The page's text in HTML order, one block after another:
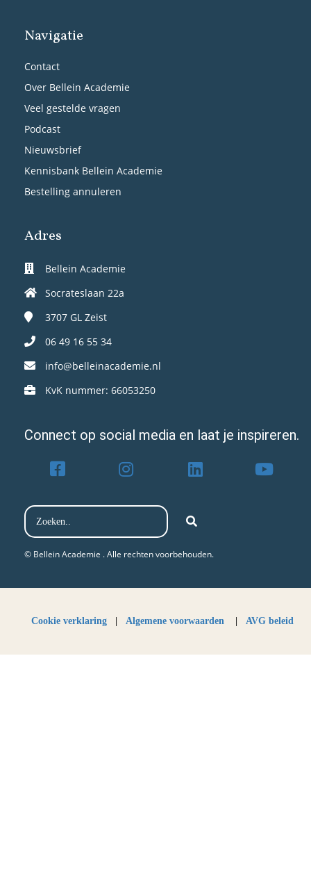
Navigatie
Contact
Over Bellein Academie
Veel gestelde vragen
Podcast
Nieuwsbrief
Kennisbank Bellein Academie
Bestelling annuleren
Adres
Bellein Academie
Socrateslaan 22a
3707 GL Zeist
06 49 16 55 34
info@belleinacademie.nl
KvK nummer: 66053250
Connect op social media en laat je inspireren.
© Bellein Academie . Alle rechten voorbehouden.​
Cookie verklaring Algemene voorwaarden AVG beleid